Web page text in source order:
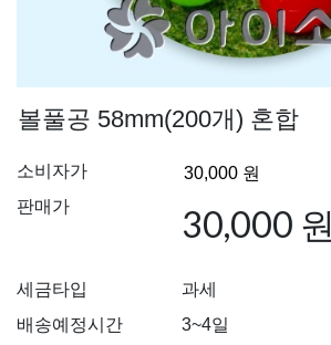
볼풀공 58mm(200개) 혼합
소비자가
판매가
30,000 원
세금타입
과세
배송예정시간
3~4일